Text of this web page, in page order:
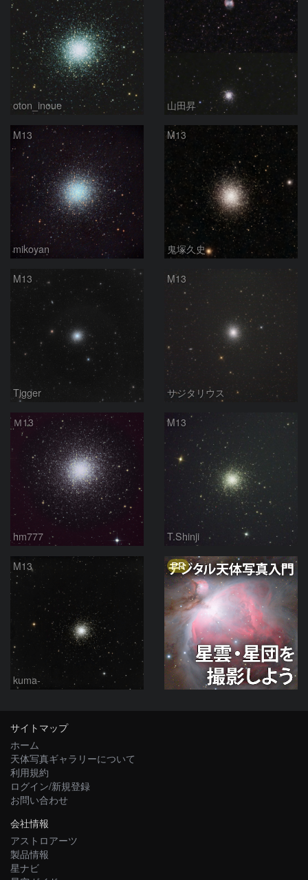
oton_inoue 山田昇
M13
mikoyan
M13
鬼塚久史
M13
Tigger
M13
サジタリウス
Ｍ13
hm777
M13
T.Shinji
M13
kuma-
PR
サイトマップ
ホーム
天体写真ギャラリーについて
利用規約
ログイン/新規登録
お問い合わせ
会社情報
アストロアーツ
製品情報
星ナビ